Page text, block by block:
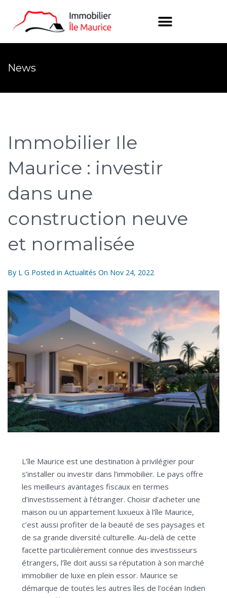
News
Immobilier Ile
Maurice : investir
dans une
construction neuve
et normalisée
By L G Posted in Actualités On Nov 24, 2022
L’île Maurice est une destination à privilégier pour
s’installer ou investir dans l’immobilier. Le pays offre
les meilleurs avantages fiscaux en termes
d’investissement à l’étranger. Choisir d’acheter une
maison ou un appartement luxueux à l’île Maurice,
c’est aussi profiter de la beauté de ses paysages et
de sa grande diversité culturelle. Au-delà de cette
facette particulièrement connue des investisseurs
étrangers, l’île doit aussi sa réputation à son marché
immobilier de luxe en plein essor. Maurice se
démarque de toutes les autres îles de l’océan Indien